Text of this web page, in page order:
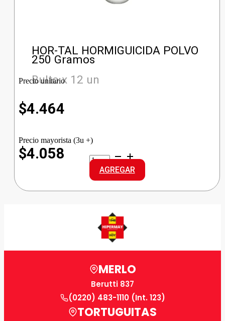
HOR-TAL HORMIGUICIDA POLVO
250 Gramos
Bulto x 12 un
Precio unitario
$4.464
Precio mayorista (3u +)
$4.058
HOR-
TAL
HORMIGUICIDA
POLVO
cantidad
AGREGAR
MERLO
Berutti 837
(0220) 483-1110 (Int. 123)
TORTUGUITAS